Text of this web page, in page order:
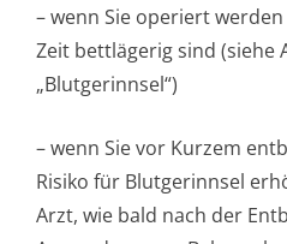
– wenn Sie operiert
Zeit bettlägerig sind (siehe
„Blutgerinnsel“)
– wenn Sie vor Kurzem
Risiko für Blutgerinnsel
Arzt, wie bald nach der